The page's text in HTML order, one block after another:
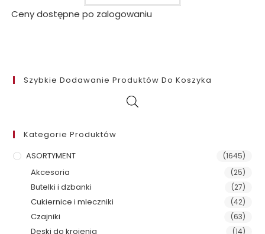
Ceny dostępne po zalogowaniu
Szybkie Dodawanie Produktów Do Koszyka
Kategorie Produktów
ASORTYMENT
(1645)
Akcesoria (25)
Butelki i dzbanki (27)
Cukiernice i mleczniki (42)
Czajniki (63)
Deski do krojenia (14)